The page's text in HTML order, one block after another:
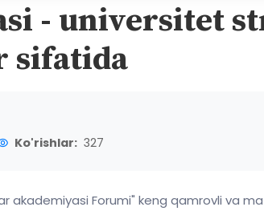
- universitet
sifatida
Ko'rishlar: 327
akademiyasi Forumi" keng qamrovli va